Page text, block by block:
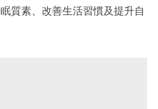
質素、改善生活習慣及提升自